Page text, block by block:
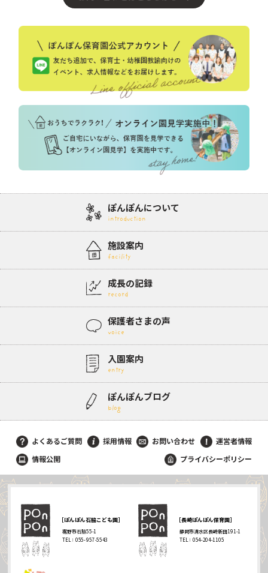
ぽんぽんについて
introduction
施設案内
facility
成長の記録
record
保護者さまの声
voice
入園案内
entry
ぽんぽんブログ
blog
よくあるご質問 採用情報 お問い合わせ
運営者情報
情報公開
プライバシーポリシー
［ぽんぽん石脇こども園］
裾野市石脇55-1
TEL：055- 957-5543
［長崎ぽんぽん保育園］
静岡市清水区長崎新田191-1
TEL：054-204-1105